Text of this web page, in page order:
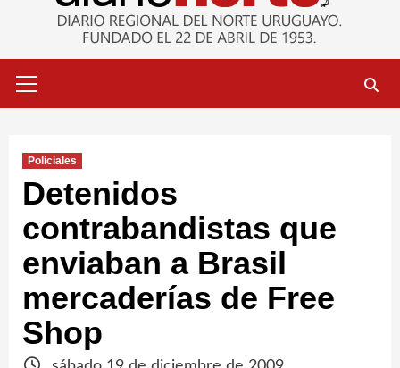
primario
Policiales
Detenidos
contrabandistas que
enviaban a Brasil
mercaderías de Free
Shop